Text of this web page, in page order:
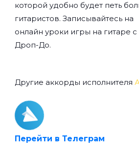
которой удобно будет петь
гитаристов. Записывайтесь на
онлайн уроки игры на гитаре с
Дроп-До.
Другие аккорды исполнителя
Перейти в Телеграм